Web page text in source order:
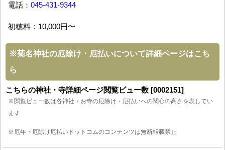
電話： 045-431-9344
初穂料：10,000円〜
※菊名神社の厄除け・厄払いについて詳細ページはこち
ら
こちらの神社・寺詳細ページ閲覧ビュー数 [0002151]
※閲覧ビュー数は各神社・お寺の厄除け・厄払いへの関心の高さを表してい
ます
※厄年・厄除け厄払いドットコムのコンテンツは無断転載禁止